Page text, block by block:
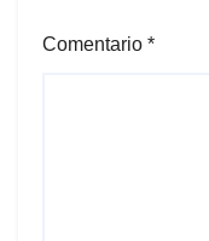
Comentario *